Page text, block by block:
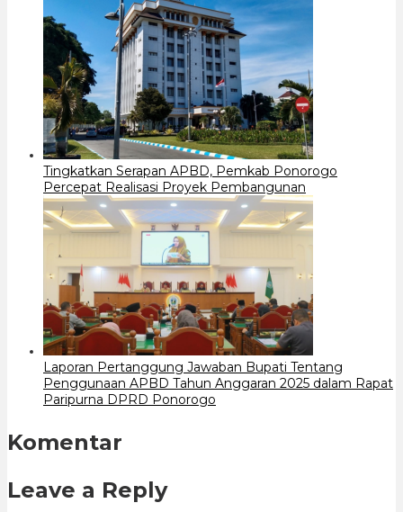
Tingkatkan Serapan APBD, Pemkab Ponorogo
Percepat Realisasi Proyek Pembangunan
Laporan Pertanggung Jawaban Bupati Tentang
Penggunaan APBD Tahun Anggaran 2025 dalam Rapat
Paripurna DPRD Ponorogo
Komentar
Leave a Reply